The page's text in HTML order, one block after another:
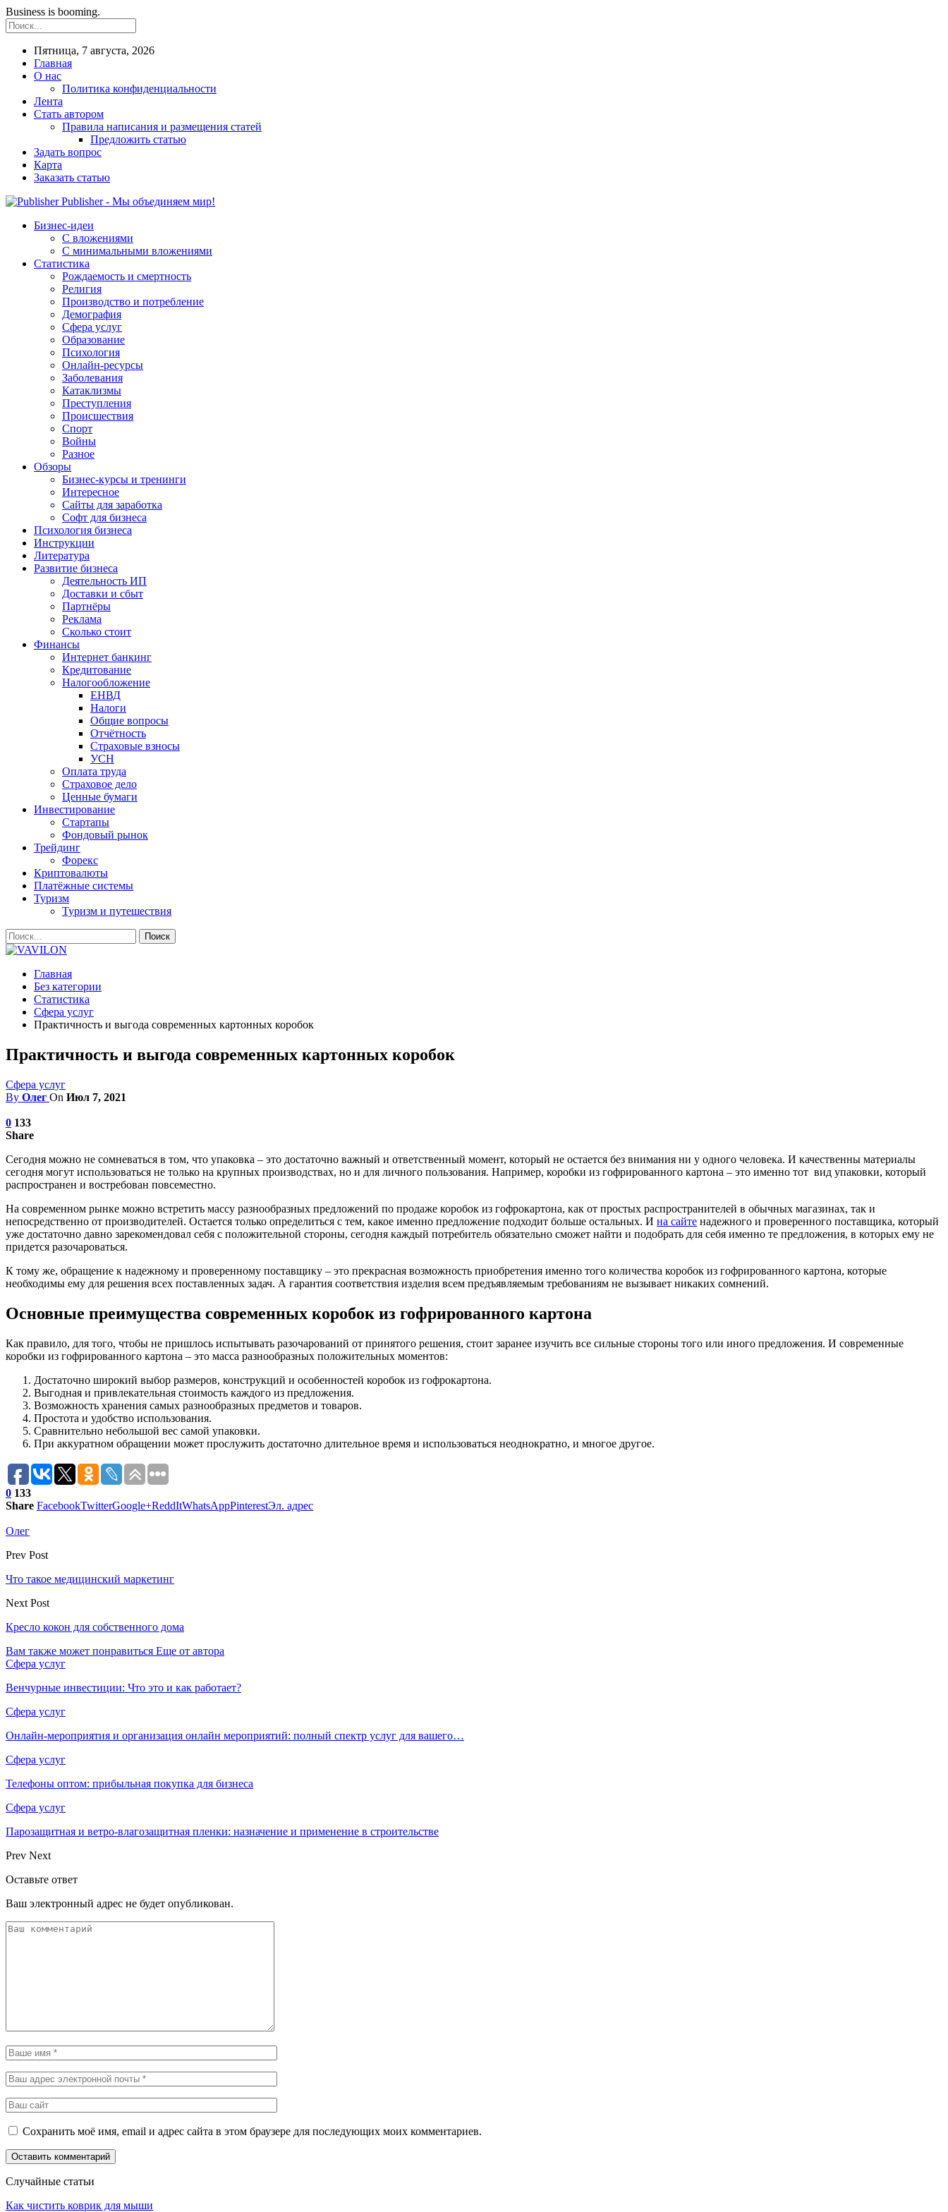
Business is booming.
Пятница, 7 августа, 2026
Главная
О нас
Политика конфиденциальности
Лента
Стать автором
Правила написания и размещения статей
Предложить статью
Задать вопрос
Карта
Заказать статью
Publisher - Мы объединяем мир!
Бизнес-идеи
С вложениями
С минимальными вложениями
Статистика
Рождаемость и смертность
Религия
Производство и потребление
Демография
Сфера услуг
Образование
Психология
Онлайн-ресурсы
Заболевания
Катаклизмы
Преступления
Происшествия
Спорт
Войны
Разное
Обзоры
Бизнес-курсы и тренинги
Интересное
Сайты для заработка
Софт для бизнеса
Психология бизнеса
Инструкции
Литература
Развитие бизнеса
Деятельность ИП
Доставки и сбыт
Партнёры
Реклама
Сколько стоит
Финансы
Интернет банкинг
Кредитование
Налогообложение
ЕНВД
Налоги
Общие вопросы
Отчётность
Страховые взносы
УСН
Оплата труда
Страховое дело
Ценные бумаги
Инвестирование
Стартапы
Фондовый рынок
Трейдинг
Форекс
Криптовалюты
Платёжные системы
Туризм
Туризм и путешествия
Главная
Без категории
Статистика
Сфера услуг
Практичность и выгода современных картонных коробок
Практичность и выгода современных картонных коробок
Сфера услуг
By Олег On Июл 7, 2021
0 133
Share
Сегодня можно не сомневаться в том, что упаковка – это достаточно важный и ответственный момент, который не остается без внимания ни у одного человека. И качественны материалы
сегодня могут использоваться не только на крупных производствах, но и для личного пользования. Например, коробки из гофрированного картона – это именно тот вид упаковки, который
распространен и востребован повсеместно.
На современном рынке можно встретить массу разнообразных предложений по продаже коробок из гофрокартона, как от простых распространителей в обычных магазинах, так и
непосредственно от производителей. Остается только определиться с тем, какое именно предложение подходит больше остальных. И на сайте надежного и проверенного поставщика, который
уже достаточно давно зарекомендовал себя с положительной стороны, сегодня каждый потребитель обязательно сможет найти и подобрать для себя именно те предложения, в которых ему не
придется разочароваться.
К тому же, обращение к надежному и проверенному поставщику – это прекрасная возможность приобретения именно того количества коробок из гофрированного картона, которые
необходимы ему для решения всех поставленных задач. А гарантия соответствия изделия всем предъявляемым требованиям не вызывает никаких сомнений.
Основные преимущества современных коробок из гофрированного картона
Как правило, для того, чтобы не пришлось испытывать разочарований от принятого решения, стоит заранее изучить все сильные стороны того или иного предложения. И современные
коробки из гофрированного картона – это масса разнообразных положительных моментов:
Достаточно широкий выбор размеров, конструкций и особенностей коробок из гофрокартона.
Выгодная и привлекательная стоимость каждого из предложения.
Возможность хранения самых разнообразных предметов и товаров.
Простота и удобство использования.
Сравнительно небольшой вес самой упаковки.
При аккуратном обращении может прослужить достаточно длительное время и использоваться неоднократно, и многое другое.
0 133
Share FacebookTwitterGoogle+ReddItWhatsAppPinterestЭл. адрес
Олег
Prev Post
Что такое медицинский маркетинг
Next Post
Кресло кокон для собственного дома
Вам также может понравиться Еще от автора
Сфера услуг
Венчурные инвестиции: Что это и как работает?
Сфера услуг
Онлайн-мероприятия и организация онлайн мероприятий: полный спектр услуг для вашего…
Сфера услуг
Телефоны оптом: прибыльная покупка для бизнеса
Сфера услуг
Парозащитная и ветро-влагозащитная пленки: назначение и применение в строительстве
Prev Next
Оставьте ответ
Ваш электронный адрес не будет опубликован.
Сохранить моё имя, email и адрес сайта в этом браузере для последующих моих комментариев.
Случайные статьи
Как чистить коврик для мыши